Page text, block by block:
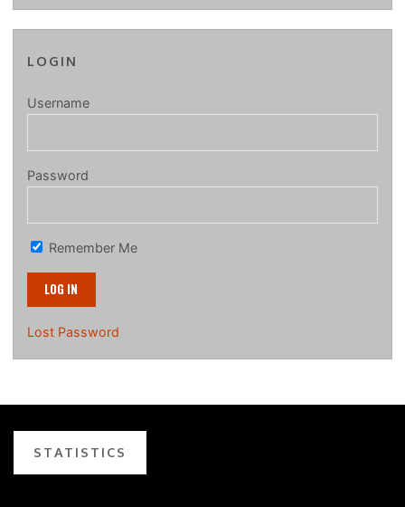
LOGIN
Username
Password
Remember Me
Lost Password
STATISTICS